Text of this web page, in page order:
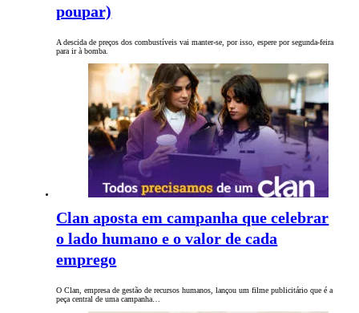
poupar)
A descida de preços dos combustíveis vai manter-se, por isso, espere por segunda-feira
para ir à bomba.
Clan aposta em campanha que celebrar
o lado humano e o valor de cada
emprego
O Clan, empresa de gestão de recursos humanos, lançou um filme publicitário que é a
peça central de uma campanha…